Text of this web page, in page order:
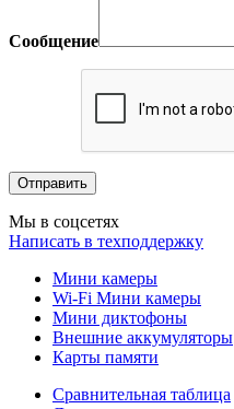
Сообщение
Мы в соцсетях
Написать в техподдержку
Мини камеры
Wi-Fi Мини камеры
Мини диктофоны
Внешние аккумуляторы
Карты памяти
Сравнительная таблица